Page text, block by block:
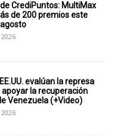
CrediPuntos: MultiMax
de 200 premios este
evalúan la represa
apoyar la recuperación
Venezuela (+Video)